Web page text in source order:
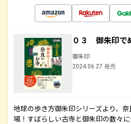
０３ 御朱印で
御朱印
2024.06.27 発売
地球の歩き方御朱印シリーズより、
場！すばらしい古寺と御朱印の数々